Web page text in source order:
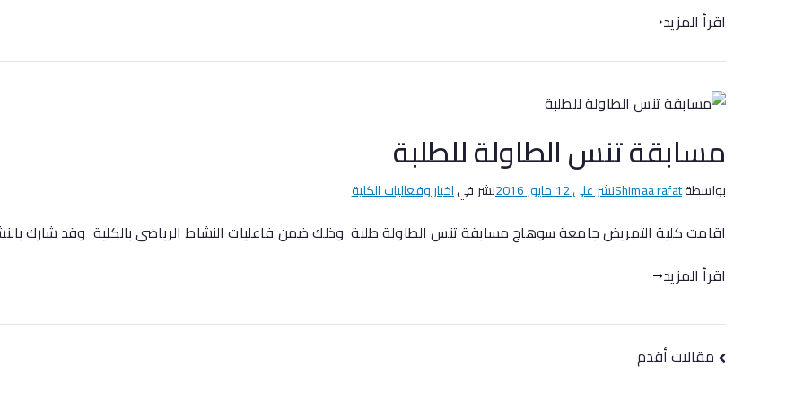
اقرأ المزيد
مسابقة تنس الطاولة للطلبة
بواسطةShimaa rafatنشر على12 مايو, 2016 نشر فياخبار وفعاليات الكلية
اقامت كلية التمريض جامعة سوهاج مسابقة تنس الطاولة طلبة وذلك ضمن فاعليات النشاط الرياضى بالكلية وقد شارك بالنشاط 10
اقرأ المزيد
مقالات أقدم